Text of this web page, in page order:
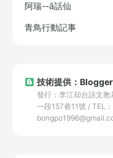
阿瑞--ā話仙
青鳥行動記事
技術提供：Blogger
發行：李江却台語文
一段157巷11號 / TEL